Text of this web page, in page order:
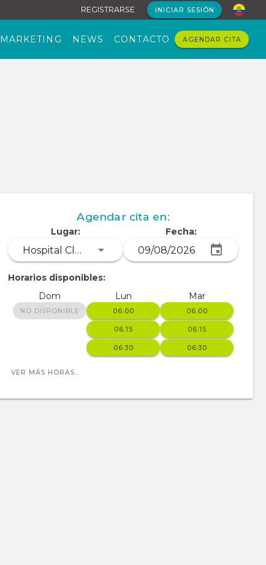
REGISTRARSE INICIAR SESIÓN
MARKETING NEWS CONTACTO AGENDAR CITA
Agendar cita en:
Lugar:
Hospital Clínica Alcivar
Fecha:
Horarios disponibles:
Dom
NO DISPONIBLE
Lun
06:00
06:15
06:30
Mar
06:00
06:15
06:30
VER MÁS HORAS...